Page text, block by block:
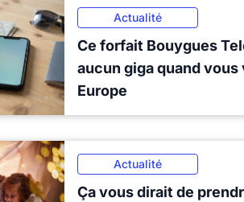
Actualité
Ce forfait Bouygues
aucun giga quand vous
Europe
Actualité
Ça vous dirait de